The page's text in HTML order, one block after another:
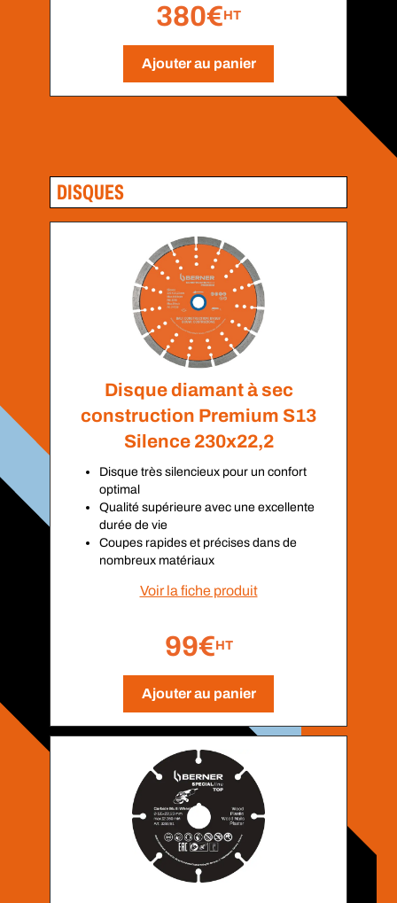
380€HT
Ajouter au panier
DISQUES
Disque diamant à sec
construction Premium S13
Silence 230x22,2
Disque très silencieux pour un confort
optimal
Qualité supérieure avec une excellente
durée de vie
Coupes rapides et précises dans de
nombreux matériaux
Voir la fiche produit
99€HT
Ajouter au panier